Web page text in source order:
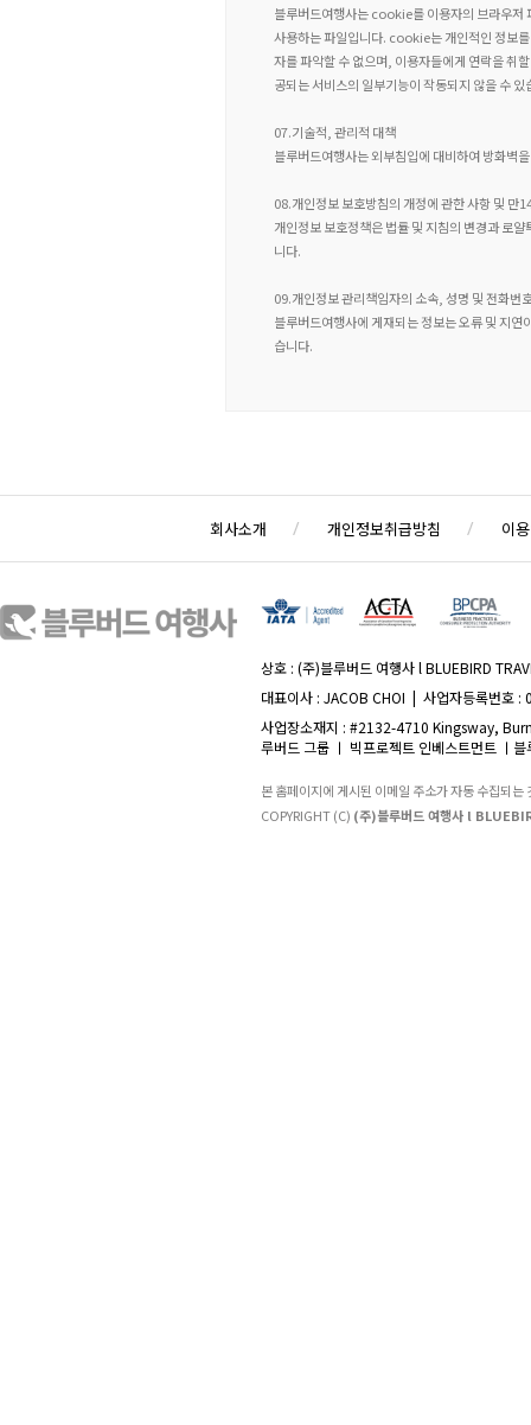
블루버드여행사는 cookie를 이용자의 브라우저
사용하는 파일입니다. cookie는 개인적인 정보
자를 파악할 수 없으며, 이용자들에게 연락을 취
공되는 서비스의 일부기능이 작동되지 않을 수
07.기술적, 관리적 대책
블루버드여행사는 외부침입에 대비하여 방화벽
08.개인정보 보호방침의 개정에 관한 사항 및 만
개인정보 보호정책은 법률 및 지침의 변경과 로
니다.
09.개인정보 관리책임자의 소속, 성명 및 전화번
블루버드여행사에 게재되는 정보는 오류 및 지
습니다.
회사소개 개인정보취급방침 이
상호 : (주)블루버드 여행사 l BLUEBIRD
대표이사 : JACOB CHOI | 사업자등록번
사업장소재지 : #2132-4710 Kingsway,
루버드 그룹 ㅣ 빅프로젝트 인베스트먼트 ㅣ블
본 홈페이지에 게시된 이메일 주소가 자동 수집되
COPYRIGHT (C) (주)블루버드 여행사 l